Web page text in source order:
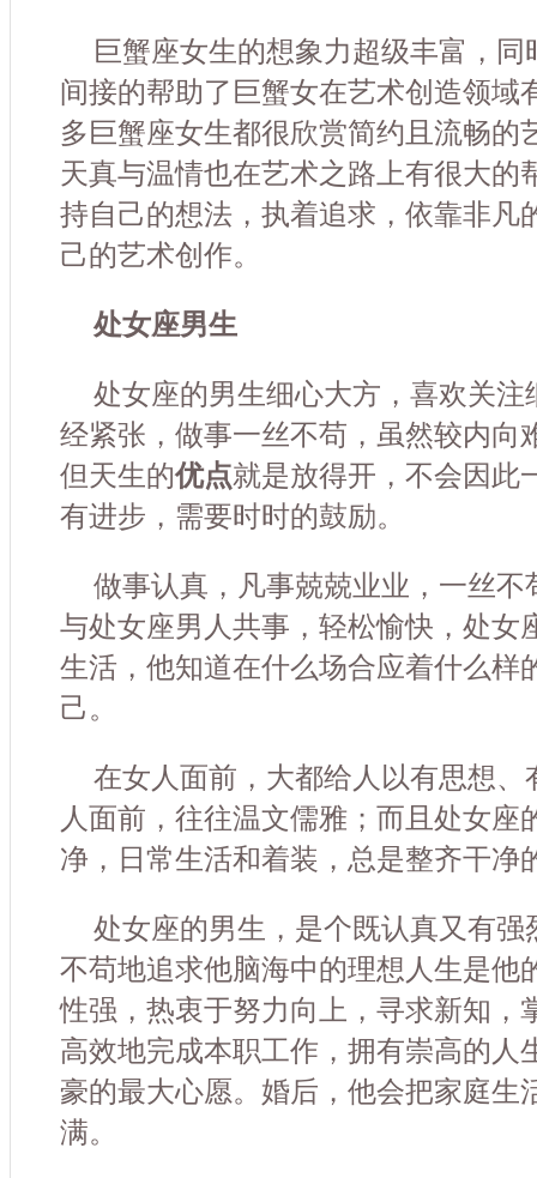
巨蟹座女生的想象力超级丰富，
间接的帮助了巨蟹女在艺术创造领域
多巨蟹座女生都很欣赏简约且流畅的
天真与温情也在艺术之路上有很大的
持自己的想法，执着追求，依靠非凡
己的艺术创作。
处女座男生
处女座的男生细心大方，喜欢关注
经紧张，做事一丝不苟，虽然较内向
但天生的优点就是放得开，不会因此
有进步，需要时时的鼓励。
做事认真，凡事兢兢业业，一丝不
与处女座男人共事，轻松愉快，处女
生活，他知道在什么场合应着什么样
己。
在女人面前，大都给人以有思想、
人面前，往往温文儒雅；而且处女座
净，日常生活和着装，总是整齐干净
处女座的男生，是个既认真又有强
不苟地追求他脑海中的理想人生是他
性强，热衷于努力向上，寻求新知，
高效地完成本职工作，拥有崇高的人
豪的最大心愿。婚后，他会把家庭生
满。